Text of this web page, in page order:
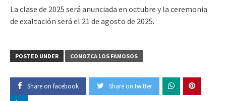
La clase de 2025 será anunciada en octubre y la ceremonia
de exaltación será el 21 de agosto de 2025.
POSTED UNDER CONOZCA LOS FAMOSOS
Share on facebook Share on twitter